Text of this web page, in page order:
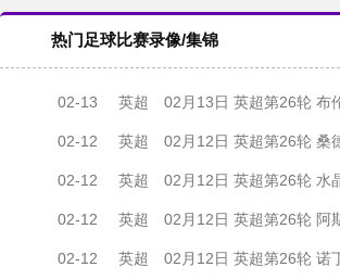
热门足球比赛录像/集锦
02-13 英超 02月13日 英超第26轮 布伦特福德vs阿森纳 全
02-12 英超 02月12日 英超第26轮 桑德兰vs利物浦
02-12 英超 02月12日 英超第26轮 水晶宫vs伯恩利
02-12 英超 02月12日 英超第26轮 阿斯顿维拉vs布莱顿 全
02-12 英超 02月12日 英超第26轮 诺丁汉森林vs狼队 全